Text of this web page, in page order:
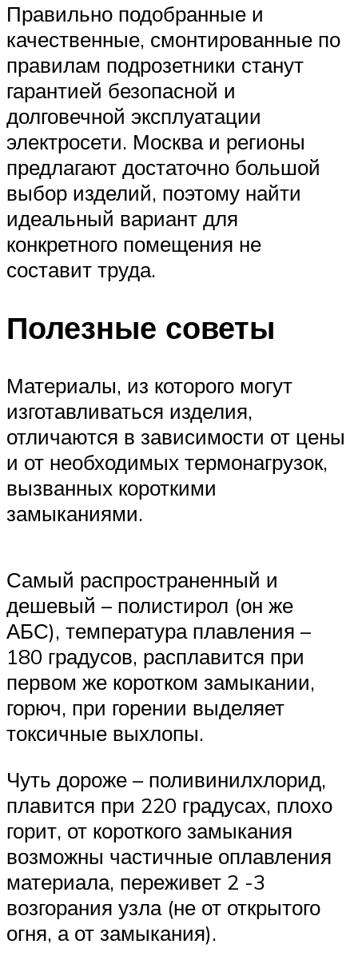
Правильно подобранные и
качественные, смонтированные по
правилам подрозетники станут
гарантией безопасной и
долговечной эксплуатации
электросети. Москва и регионы
предлагают достаточно большой
выбор изделий, поэтому найти
идеальный вариант для
конкретного помещения не
составит труда.
Полезные советы
Материалы, из которого могут
изготавливаться изделия,
отличаются в зависимости от цены
и от необходимых термонагрузок,
вызванных короткими
замыканиями.
Самый распространенный и
дешевый – полистирол (он же
АБС), температура плавления –
180 градусов, расплавится при
первом же коротком замыкании,
горюч, при горении выделяет
токсичные выхлопы.
Чуть дороже – поливинилхлорид,
плавится при 220 градусах, плохо
горит, от короткого замыкания
возможны частичные оплавления
материала, переживет 2 -3
возгорания узла (не от открытого
огня, а от замыкания).